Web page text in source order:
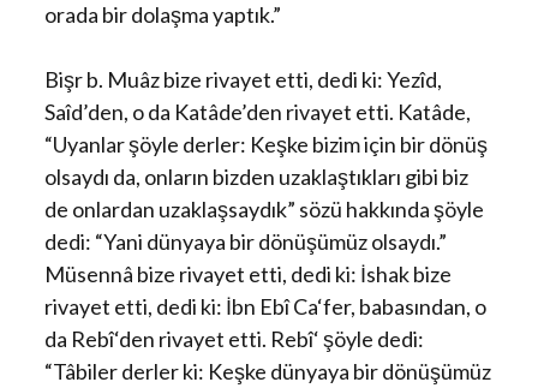
orada bir dolaşma yaptık.”
Bişr b. Muâz bize rivayet etti, dedi ki: Yezîd,
Saîd’den, o da Katâde’den rivayet etti. Katâde,
“Uyanlar şöyle derler: Keşke bizim için bir dönüş
olsaydı da, onların bizden uzaklaştıkları gibi biz
de onlardan uzaklaşsaydık” sözü hakkında şöyle
dedi: “Yani dünyaya bir dönüşümüz olsaydı.”
Müsennâ bize rivayet etti, dedi ki: İshak bize
rivayet etti, dedi ki: İbn Ebî Ca‘fer, babasından, o
da Rebî‘den rivayet etti. Rebî‘ şöyle dedi:
“Tâbiler derler ki: Keşke dünyaya bir dönüşümüz